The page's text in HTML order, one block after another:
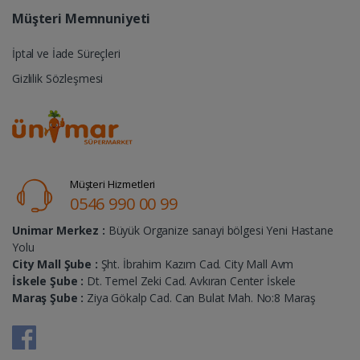
Müşteri Memnuniyeti
İptal ve İade Süreçleri
Gizlilik Sözleşmesi
Müşteri Hizmetleri
0546 990 00 99
Unimar Merkez : Büyük Organize sanayi bölgesi Yeni Hastane
Yolu
City Mall Şube : Şht. İbrahim Kazım Cad. City Mall Avm
İskele Şube : Dt. Temel Zeki Cad. Avkıran Center İskele
Maraş Şube : Ziya Gökalp Cad. Can Bulat Mah. No:8 Maraş